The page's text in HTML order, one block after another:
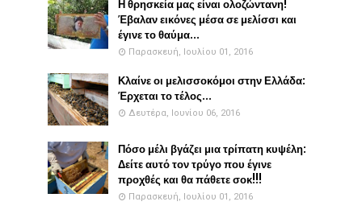
Η θρησκεία μας είναι ολοζώντανη!
Έβαλαν εικόνες μέσα σε μελίσσι και
έγινε το θαύμα...
Παρασκευή, Ιουλίου 01, 2016
Κλαίνε οι μελισσοκόμοι στην Ελλάδα:
Έρχεται το τέλος...
Δευτέρα, Ιουνίου 06, 2016
Πόσο μέλι βγάζει μια τρίπατη κυψέλη:
Δείτε αυτό τον τρύγο που έγινε
προχθές και θα πάθετε σοκ!!!
Παρασκευή, Ιουλίου 01, 2016